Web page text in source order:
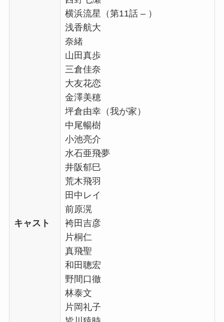
キャスト
横浜流星（第11話 – ）
浅香航大
奈緒
山田真歩
三倉佳奈
大友花恋
金澤美穂
坪倉由幸（我が家）
中尾暢樹
小池亮介
水石亜飛夢
井阪郁巳
荒木飛羽
田中レイ
前原滉
袴田吉彦
片桐仁
真飛聖
和田聰宏
野間口徹
林泰文
片岡礼子